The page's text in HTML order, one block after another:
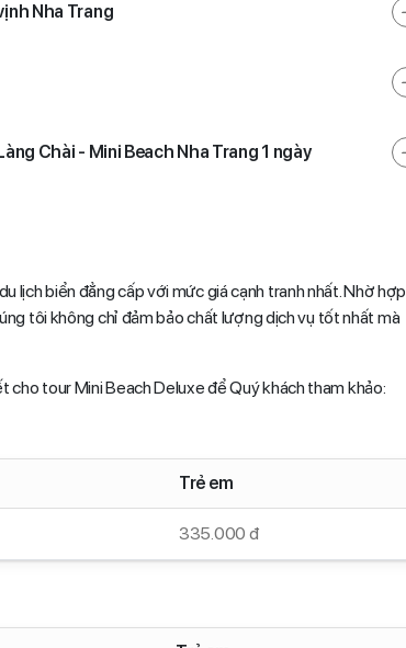
Nha Trang
Chài - Mini Beach Nha Trang 1 ngày
lịch biển đẳng cấp với mức giá cạnh tranh nhất. Nhờ hợp
tôi không chỉ đảm bảo chất lượng dịch vụ tốt nhất mà
cho tour Mini Beach Deluxe để Quý khách tham khảo:
Trẻ em
335.000 đ